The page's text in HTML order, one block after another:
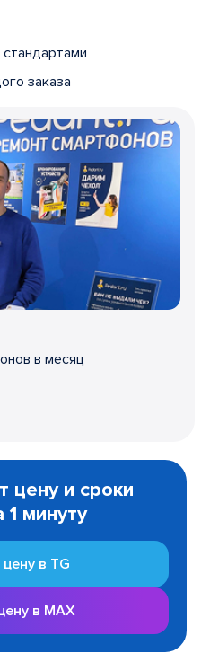
заказа
в месяц
цену и сроки
минуту
в TG
в MAX